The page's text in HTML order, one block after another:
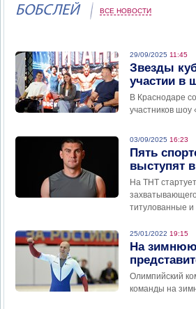
БОБСЛЕЙ ВСЕ НОВОСТИ
29/09/2025 11:45
Звезды
участии в
В Краснодаре
участников шоу
03/09/2025 16:23
Пять
выступят
На ТНТ
титулованные
25/01/2022 19:15
На зимнюю
Олимпийский
команды на